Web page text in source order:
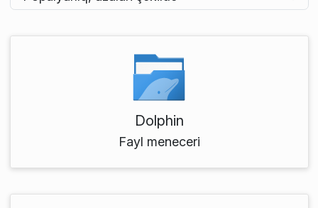
Dolphin
Fayl meneceri